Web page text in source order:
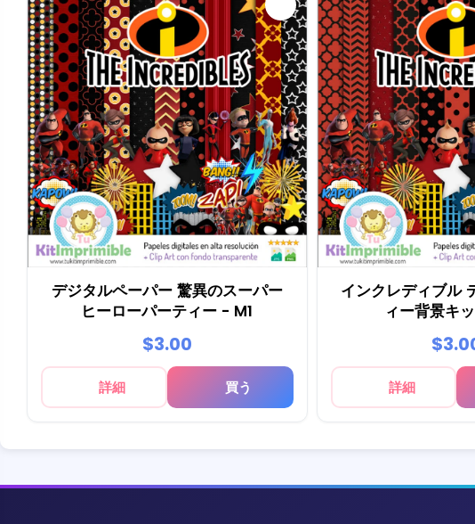
デジタルペーパー 驚異のスーパー
ヒーローパーティー - M1
$3.00
詳細 買う
インクレディブル
ィー背景キ
詳細